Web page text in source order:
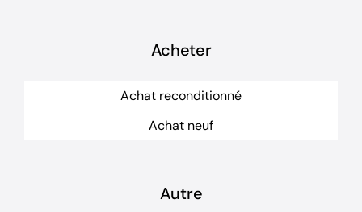
Acheter
Achat reconditionné
Achat neuf
Autre